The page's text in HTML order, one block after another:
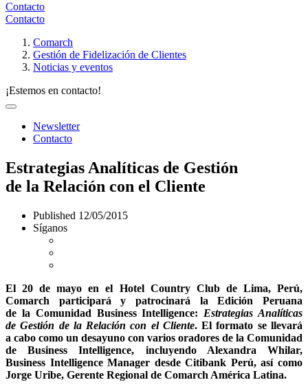
Contacto
Contacto
Comarch
Gestión de Fidelización de Clientes
Noticias y eventos
¡Estemos en contacto!
Newsletter
Contacto
Estrategias Analíticas de Gestión
de la Relación con el Cliente
Published 12/05/2015
Síganos
El 20 de mayo en el Hotel Country Club de Lima, Perú,
Comarch participará y patrocinará la Edición Peruana
de la Comunidad Business Intelligence: Estrategias Analíticas
de Gestión de la Relación con el Cliente. El formato se llevará
a cabo como un desayuno con varios oradores de la Comunidad
de Business Intelligence, incluyendo Alexandra Whilar,
Business Intelligence Manager desde Citibank Perú, así como
Jorge Uribe, Gerente Regional de Comarch América Latina.